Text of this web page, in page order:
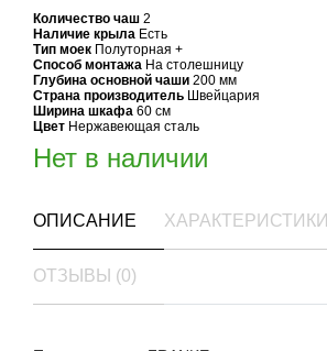
Количество чаш 2
Наличие крыла Есть
Тип моек Полуторная +
Способ монтажа На столешницу
Глубина основной чаши 200 мм
Страна производитель Швейцария
Ширина шкафа 60 см
Цвет Нержавеющая сталь
Нет в наличии
ОПИСАНИЕ ХАРАКТЕРИСТИКИ
ОТЗЫВЫ (0)